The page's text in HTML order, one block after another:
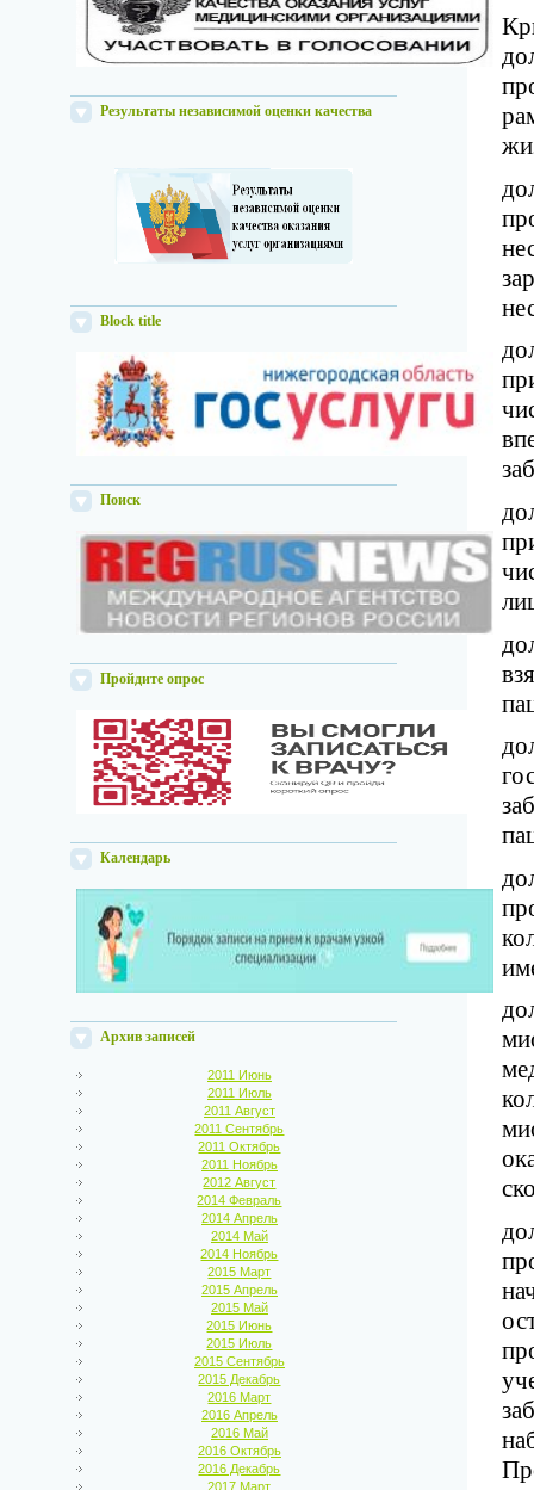
Результаты независимой оценки качества
Block title
Поиск
Пройдите опрос
Календарь
Архив записей
2011 Июнь
2011 Июль
2011 Август
2011 Сентябрь
2011 Октябрь
2011 Ноябрь
2012 Август
2014 Февраль
2014 Апрель
2014 Май
2014 Ноябрь
2015 Март
2015 Апрель
2015 Май
2015 Июнь
2015 Июль
2015 Сентябрь
2015 Декабрь
2016 Март
2016 Апрель
2016 Май
2016 Октябрь
2016 Декабрь
2017 Март